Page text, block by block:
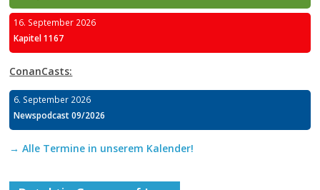
16. September 2026
Kapitel 1167
ConanCasts:
6. September 2026
Newspodcast 09/2026
→ Alle Termine in unserem Kalender!